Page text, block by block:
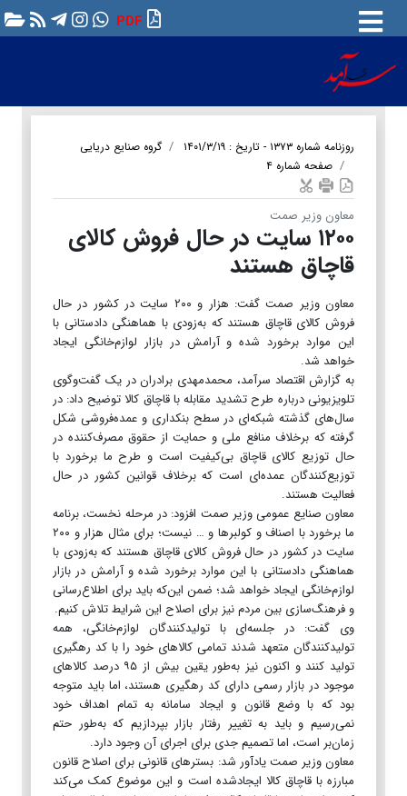
PDF
روزنامه شماره ۱۳۷۳ - تاریخ : ۱۴۰۱/۳/۱۹
گروه صنایع دریایی
صفحه شماره ۴
معاون وزیر صمت
۱۲۰۰ سایت در حال فروش کالای
قاچاق هستند
معاون وزیر صمت گفت: هزار و ۲۰۰ سایت در کشور در حال
فروش کالای قاچاق هستند که به‌زودی با هماهنگی دادستانی با
این موارد برخورد شده و آرامش در بازار لوازم‌خانگی ایجاد
خواهد شد.
به گزارش اقتصاد سرآمد، محمدمهدی برادران در یک گفت‌وگوی
تلویزیونی درباره طرح تشدید مقابله با قاچاق کالا توضیح داد: در
سال‌های گذشته شبکه‌ای در سطح بنکداری و عمده‌فروشی شکل
گرفته که برخلاف منافع ملی و حمایت از حقوق مصرف‌کننده در
حال توزیع کالای قاچاق بی‌کیفیت است و طرح ما برخورد با
توزیع‌کنندگان عمده‌ای است که برخلاف قوانین کشور در حال
فعالیت هستند.
معاون صنایع عمومی وزیر صمت افزود: در مرحله نخست، برنامه
ما برخورد با اصناف و کولبرها و … نیست؛ برای مثال هزار و ۲۰۰
سایت در کشور در حال فروش کالای قاچاق هستند که به‌زودی با
هماهنگی دادستانی با این موارد برخورد شده و آرامش در بازار
لوازم‌خانگی ایجاد خواهد شد؛ ضمن این‌که باید برای اطلاع‌رسانی
و فرهنگ‌سازی بین مردم نیز برای اصلاح این شرایط تلاش کنیم.
وی گفت: در جلسه‌ای با تولیدکنندگان لوازم‌خانگی، همه
تولیدکنندگان متعهد شدند تمامی کالاهای خود را با کد رهگیری
تولید کنند و اکنون نیز به‌طور یقین بیش از ۹۵ درصد کالاهای
موجود در بازار رسمی دارای کد رهگیری هستند، اما باید متوجه
بود که با وضع قانون و ایجاد سامانه به تمام اهداف خود
نمی‌رسیم و باید به تغییر رفتار بازار بپردازیم که به‌طور حتم
زمان‌بر است، اما تصمیم جدی برای اجرای آن وجود دارد.
معاون وزیر صمت یادآور شد: بسترهای قانونی برای اصلاح قانون
مبارزه با قاچاق کالا ایجادشده است و این موضوع کمک می‌کند